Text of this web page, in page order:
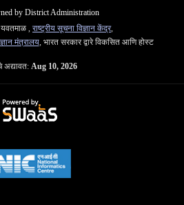
by District Administration
, राष्ट्रीय सूचना विज्ञान केंद्र,
मंत्रालय, भारत सरकार द्वारे विकसित आणि होस्ट
Aug 10, 2026